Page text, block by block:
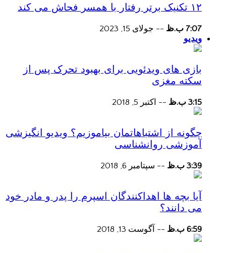
۱۲ تکنیک برتر رفتار با همسر فحاش می کند
7:07 ب.ظ -- جولای 15, 2023
ویدیو
بازی های ویدئویی برای بهبود تحرک پس از
سکته مغزی
3:15 ب.ظ -- اکتبر 5, 2018
چگونه از اشتباهاتمان بیاموزیم؟ ویدیو انگیزشی
آموزشی روانشناسی
3:39 ب.ظ -- سپتامبر 6, 2018
آیا بچه ها اهداکنندگان اسپرم را پدر و مادر خود
می دانند؟
6:59 ب.ظ -- آگوست 13, 2018